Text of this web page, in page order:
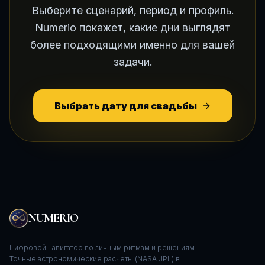
Выберите сценарий, период и профиль.
Numerio покажет, какие дни выглядят
более подходящими именно для вашей
задачи.
Выбрать дату для свадьбы
NUMERIO
Цифровой навигатор по личным ритмам и решениям.
Точные астрономические расчеты (NASA JPL) в